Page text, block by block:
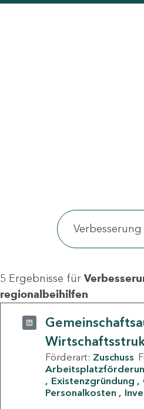
5 Ergebnisse für
regionalbeihilfen
Förderart: Zuschuss
Existenzgründung
Personalkosten